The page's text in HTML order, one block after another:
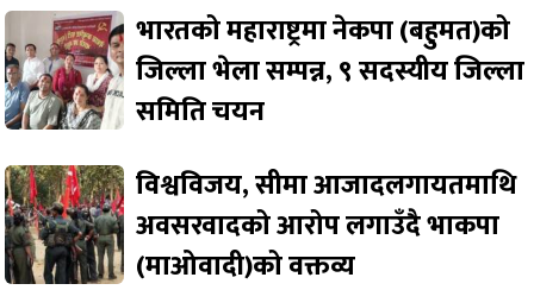
भारतको महाराष्ट्रमा नेकपा (बहुमत)को
जिल्ला भेला सम्पन्न, ९ सदस्यीय जिल्ला
समिति चयन
विश्वविजय, सीमा आजादलगायतमाथि
अवसरवादको आरोप लगाउँदै भाकपा
(माओवादी)को वक्तव्य